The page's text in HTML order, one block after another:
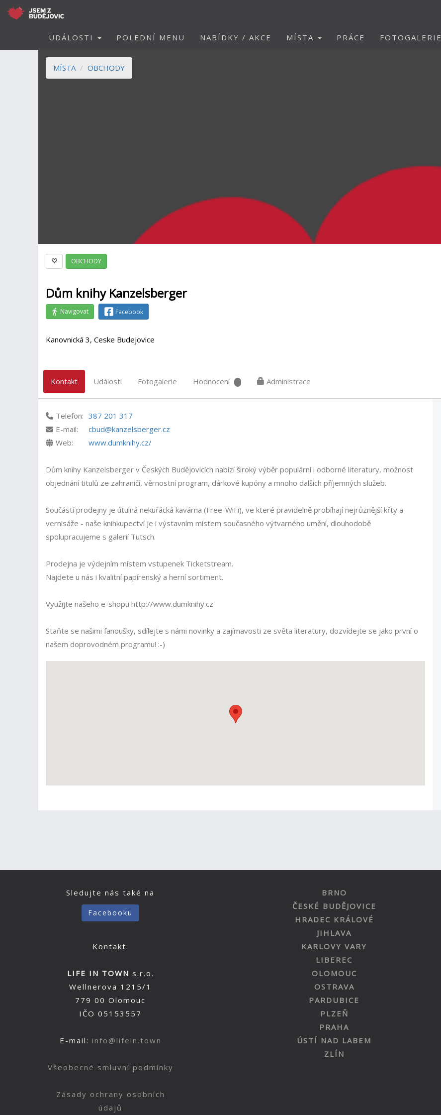
UDÁLOSTI POLEDNÍ MENU NABÍDKY / AKCE MÍSTA PRÁCE FOTOGALERIE
MÍSTA OBCHODY
OBCHODY
Dům knihy Kanzelsberger
Navigovat Facebook
Kanovnická 3, Ceske Budejovice
Kontakt Události Fotogalerie Hodnocení Administrace
Telefon: 387 201 317
E-mail:
cbud@kanzelsberger.cz
Web:
www.dumknihy.cz/
Dům knihy Kanzelsberger v Českých Budějovicích nabízí široký výběr populární i odborné literatury, možnost
objednání titulů ze zahraničí, věrnostní program, dárkové kupóny a mnoho dalších příjemných služeb.
Součástí prodejny je útulná nekuřácká kavárna (Free-WiFi), ve které pravidelně probíhají nejrůznější křty a
vernisáže - naše knihkupectví je i výstavním místem současného výtvarného umění, dlouhodobě
spolupracujeme s galerií Tutsch.
Prodejna je výdejním místem vstupenek Ticketstream.
Najdete u nás i kvalitní papírenský a herní sortiment.
Využijte našeho e-shopu http://www.dumknihy.cz
Staňte se našimi fanoušky, sdílejte s námi novinky a zajímavosti ze světa literatury, dozvídejte se jako první o
našem doprovodném programu! :-)
Sledujte nás také na
Facebooku
Kontakt:
LIFE IN TOWN s.r.o.
Wellnerova 1215/1
779 00 Olomouc
IČO 05153557
E-mail: info@lifein.town
Všeobecné smluvní podmínky
Zásady ochrany osobních
údajů
BRNO
ČESKÉ BUDĚJOVICE
HRADEC KRÁLOVÉ
JIHLAVA
KARLOVY VARY
LIBEREC
OLOMOUC
OSTRAVA
PARDUBICE
PLZEŇ
PRAHA
ÚSTÍ NAD LABEM
ZLÍN